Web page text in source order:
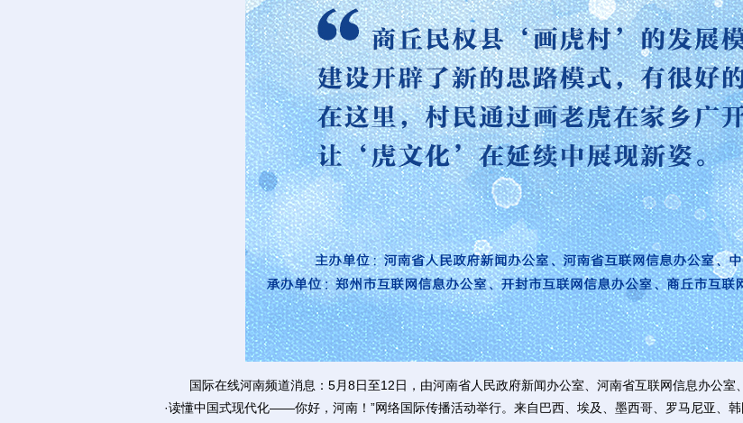
国际在线河南频道消息：5月8日至12日，由河南省人民政府新闻办公室、河南省互联网信息办公室
·读懂中国式现代化——你好，河南！”网络国际传播活动举行。来自巴西、埃及、墨西哥、罗马尼亚、